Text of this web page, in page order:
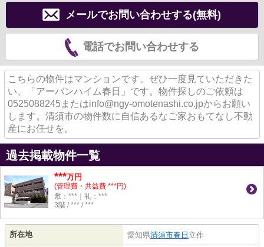
メールでお問い合わせする(無料)
電話でお問い合わせする
こちらの物件はマンションです。ぜひ一度見ていただきた
い、「アーバンハイム春日」です。物件探しのご依頼は
0525088245またはinfo@ngy-omotenashi.co.jpからお願い
します。清須市の物件数に自信あるなご家おもてなし不動
産にお任せを。
過去掲載物件一覧
***万円
(管理費・共益費 ***円)
敷：***｜礼：***
3階 / *** / ***
所在地 愛知県清須市春日 立作